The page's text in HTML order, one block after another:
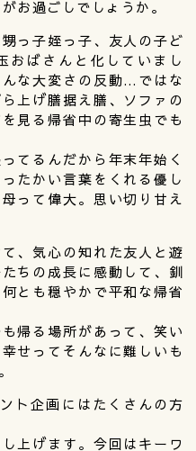
お過ごしでしょうか。
っ子姪っ子、友人の子ど
おばさんと化していまし
な大変さの反動…ではな
上げ膳据え膳、ソファの
見る帰省中の寄生虫でも
てるんだから年末年始く
たかい言葉をくれる優し
って偉大。思い切り甘え
、気心の知れた友人と遊
ちの成長に感動して、釧
とも穏やかで平和な帰省
帰る場所があって、笑い
せってそんなに難しいも
ト企画にはたくさんの方
上げます。今回はキーワ